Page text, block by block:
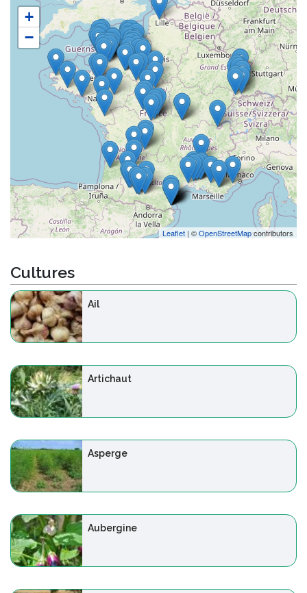
+
−
Leaflet | ©OpenStreetMapcontributors
Cultures
Ail
Artichaut
Asperge
Aubergine